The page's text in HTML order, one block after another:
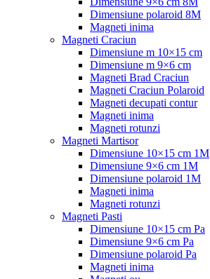
Dimensiune polaroid 8M
Magneti inima
Magneti Craciun
Dimensiune m 10×15 cm
Dimensiune m 9×6 cm
Magneti Brad Craciun
Magneti Craciun Polaroid
Magneti decupati contur
Magneti inima
Magneti rotunzi
Magneti Martisor
Dimensiune 10×15 cm 1M
Dimensiune 9×6 cm 1M
Dimensiune polaroid 1M
Magneti inima
Magneti rotunzi
Magneti Pasti
Dimensiune 10×15 cm Pa
Dimensiune 9×6 cm Pa
Dimensiune polaroid Pa
Magneti inima